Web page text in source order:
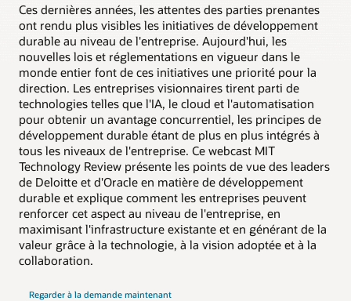
Ces dernières années, les attentes des parties prenantes
ont rendu plus visibles les initiatives de développement
durable au niveau de l'entreprise. Aujourd'hui, les
nouvelles lois et réglementations en vigueur dans le
monde entier font de ces initiatives une priorité pour la
direction. Les entreprises visionnaires tirent parti de
technologies telles que l'IA, le cloud et l'automatisation
pour obtenir un avantage concurrentiel, les principes de
développement durable étant de plus en plus intégrés à
tous les niveaux de l'entreprise. Ce webcast MIT
Technology Review présente les points de vue des leaders
de Deloitte et d'Oracle en matière de développement
durable et explique comment les entreprises peuvent
renforcer cet aspect au niveau de l'entreprise, en
maximisant l'infrastructure existante et en générant de la
valeur grâce à la technologie, à la vision adoptée et à la
collaboration.
Regarder à la demande maintenant